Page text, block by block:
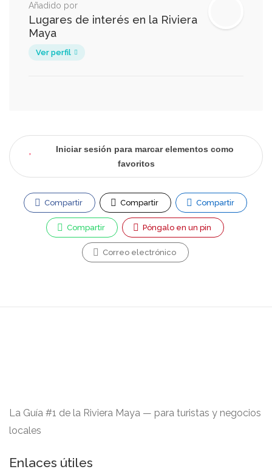
Añadido por
Lugares de interés en la Riviera
Maya
Ver perfil
Iniciar sesión para marcar elementos como
favoritos
Compartir Compartir Compartir
Compartir Póngalo en un pin
Correo electrónico
La Guía #1 de la Riviera Maya — para turistas y negocios
locales
Enlaces útiles